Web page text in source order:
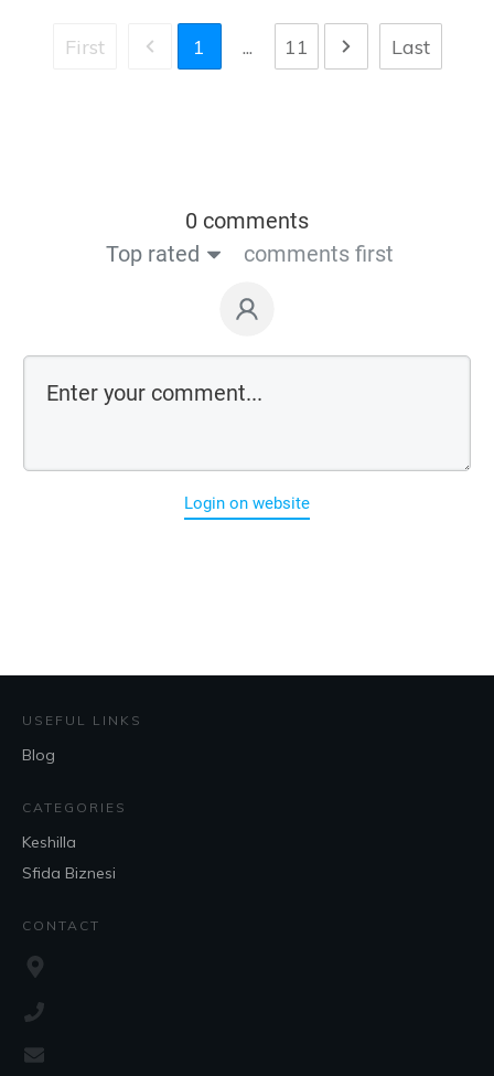
First 1 ... 11 Last
0 comments
Top rated
comments first
Login on website
USEFUL LINKS
Blog
CATEGORIES
Keshilla
Sfida Biznesi
CONTACT